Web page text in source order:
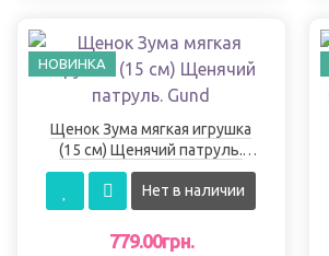
НОВИНКА
Щенок Зума мягкая игрушка
(15 см) Щенячий патруль.
Gund
Нет в наличии
779.00грн.